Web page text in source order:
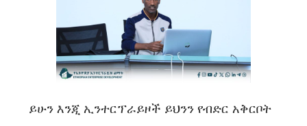
ይሁን እንጂ ኢንተርፕራይዞች ይህንን የብድር አቅርቦት